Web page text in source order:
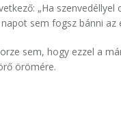
„Ha szenvedéllyel
sem fogsz bánni az
sem, hogy ezzel a
örömére.